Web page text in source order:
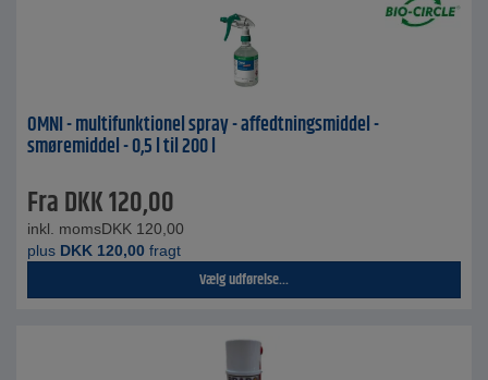
OMNI - multifunktionel spray - affedtningsmiddel -
smøremiddel - 0,5 l til 200 l
FraDKK120,00
inkl. momsDKK 120,00
plus DKK 120,00 fragt
Vælg udførelse...